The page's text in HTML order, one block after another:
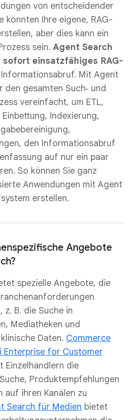
von entscheidender
könnten Ihre eigene, RAG-
aber dies kann ein
sein. Agent Search
einsatzfähiges RAG-
Mit Agent
den gesamten Such‑ und
vereinfacht, um ETL,
Indexierung,
den Informationsabruf
auf nur ein paar
So können Sie ganz
Anwendungen mit Agent
erstellen.
Angebote
spezielle Angebote, die
z. B. die Suche in
Mediatheken und
Daten. Commerce
Enterprise for Customer
Einzelhändlern die
Produktempfehlungen
auf ihren Kanälen zu
Search für Medien bietet